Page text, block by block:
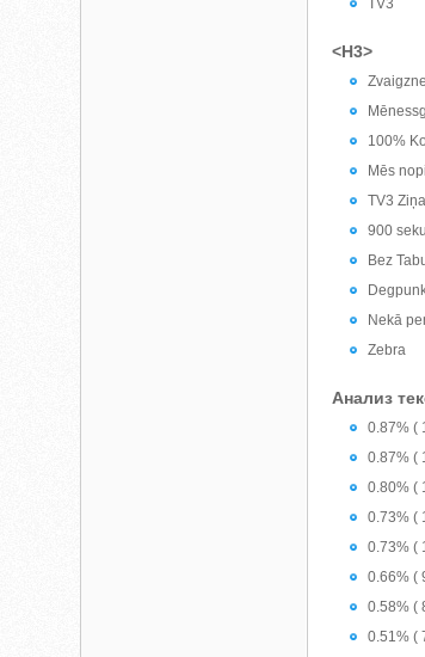
TV3
<H3>
100%
Mēs
TV3
900
Bez
Nekā
Zebra
Анализ
0.87% (
0.87% (
0.80% (
0.73% (
0.73% (
0.66% (
0.58% (
0.51% (